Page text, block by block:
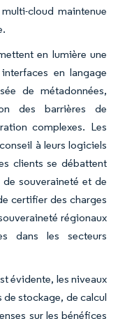
cloud maintenue
en lumière une
en langage
de métadonnées,
des barrières de
complexes. Les
à leurs logiciels
clients se débattent
souveraineté et de
certifier des charges
régionaux
dans les secteurs
évidente, les niveaux
stockage, de calcul
sur les bénéfices